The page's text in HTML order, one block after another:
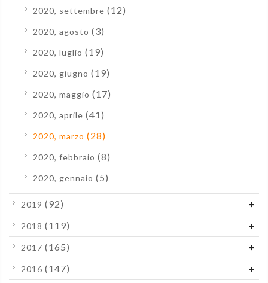
2020, settembre (12)
2020, agosto (3)
2020, luglio (19)
2020, giugno (19)
2020, maggio (17)
2020, aprile (41)
2020, marzo (28)
2020, febbraio (8)
2020, gennaio (5)
2019 (92)
2018 (119)
2017 (165)
2016 (147)